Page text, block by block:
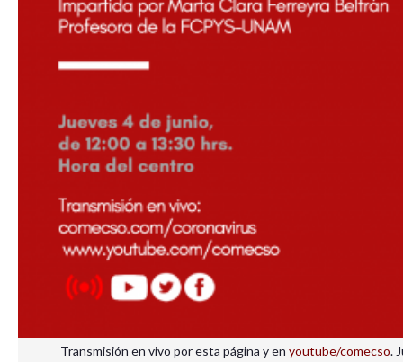
Transmisión en vivo por esta página y en youtube/comecso.